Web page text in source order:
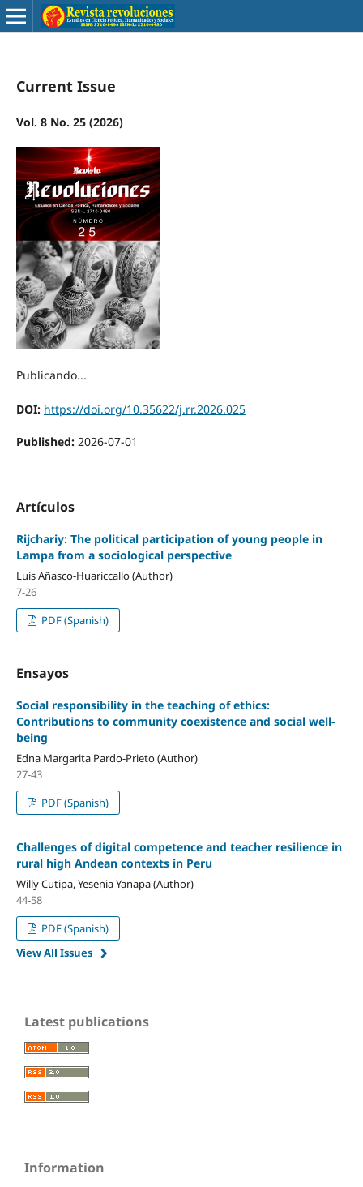
Current Issue
Vol. 8 No. 25 (2026)
Publicando...
DOI: https://doi.org/10.35622/j.rr.2026.025
Published: 2026-07-01
Artículos
Rijchariy: The political participation of young people in
Lampa from a sociological perspective
Luis Añasco-Huariccallo (Author)
7-26
PDF (Spanish)
Ensayos
Social responsibility in the teaching of ethics:
Contributions to community coexistence and social well-
being
Edna Margarita Pardo-Prieto (Author)
27-43
PDF (Spanish)
Challenges of digital competence and teacher resilience in
rural high Andean contexts in Peru
Willy Cutipa, Yesenia Yanapa (Author)
44-58
PDF (Spanish)
View All Issues
Latest publications
Information